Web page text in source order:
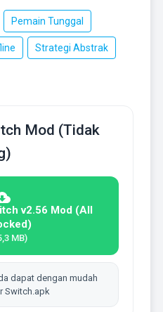
Pemain Tunggal
Strategi Abstrak
Mod (Tidak
v2.56 Mod (All
MB)
dapat dengan mudah
Switch.apk